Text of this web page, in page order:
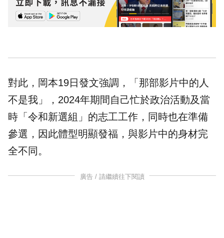
對此，岡本19日發文強調，「那部影片中的人
不是我」，2024年期間自己忙於政治活動及當
時「令和新選組」的志工工作，同時也在準備
參選，因此體型明顯發福，與影片中的身材完
全不同。
廣告 / 請繼續往下閱讀